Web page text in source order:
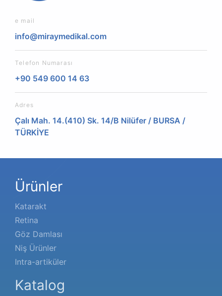
e mail
info@miraymedikal.com
Telefon Numarası
+90 549 600 14 63
Adres
Çalı Mah. 14.(410) Sk. 14/B Nilüfer / BURSA /
TÜRKİYE
Ürünler
Katarakt
Retina
Göz Damlası
Niş Ürünler
Intra-artiküler
Katalog